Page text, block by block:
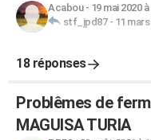
Acabou- 19 mai 2020 à
stf_jpd87- 11
18 réponses
Problêmes de
MAGUISA TURIA